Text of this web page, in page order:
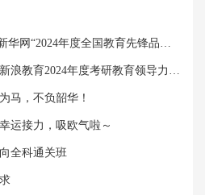
华网“2024年度全国教育先锋品牌
浪教育2024年度考研教育领导力品
马，不负韶华！
运接力，吸欧气啦～
全科通关班